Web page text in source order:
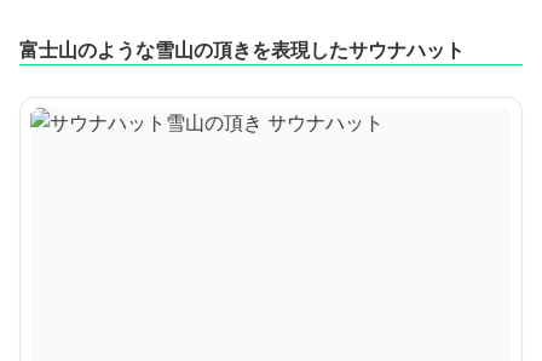
富士山のような雪山の頂きを表現したサウナハット